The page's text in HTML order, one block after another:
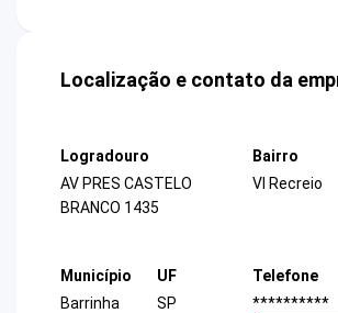
Localização e contato da
Logradouro
AV PRES CASTELO
BRANCO 1435
Bairro
Vl Recreio
Município
Barrinha
UF
SP
Telefone
**********